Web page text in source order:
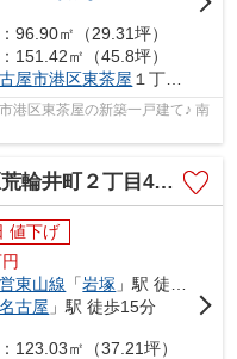
96.90㎡（29.31坪）
151.42㎡（45.8坪）
屋市港区東茶屋 １丁目380
区東茶屋の新築一戸建て♪ 南
仲介手数料無料】新築一戸建て 1号棟
値下げ
円
東山線 「岩塚 」駅 徒歩24分
名古屋 」駅 徒歩15分
123.03㎡（37.21坪）